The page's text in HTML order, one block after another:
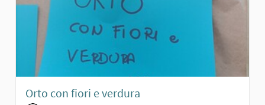
Orto con fiori e verdura